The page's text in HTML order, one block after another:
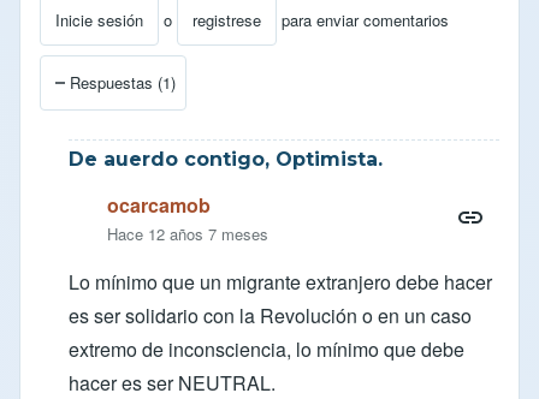
Inicie sesión o registrese para enviar comentarios
Respuestas (1)
De auerdo contigo, Optimista.
ocarcamob
Hace 12 años 7 meses
Lo mínimo que un migrante extranjero debe hacer
es ser solidario con la Revolución o en un caso
extremo de inconsciencia, lo mínimo que debe
hacer es ser NEUTRAL.